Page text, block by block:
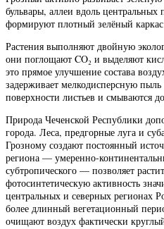
бульвары, аллеи вдоль
формируют плотный зелёный каркас
Растения выполняют двойную
они поглощают CO₂ и выделяют
это прямое улучшение состава
задерживает мелкодисперсную
поверхности листьев и смываются
Природа Чеченской Республики
города. Леса, предгорные луга и
Грозному создают постоянный
региона — умеренно-
субтропического — позволяет
фотосинтетическую активность
центральных и северных регионах
более длинный вегетационный
очищают воздух фактически